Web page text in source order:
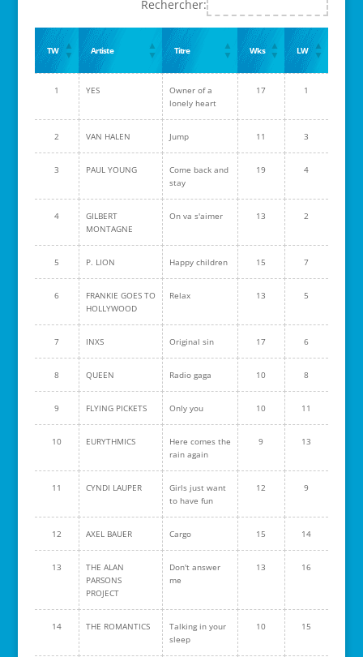
Rechercher:
TW Artiste Titre Wks LW
1 YES
Owner of a
lonely heart
17 1
2 VAN HALEN Jump 11 3
3 PAUL YOUNG
Come back and
stay
19 4
4
GILBERT
MONTAGNE
On va s'aimer 13 2
5 P. LION Happy children 15 7
6
FRANKIE GOES TO
HOLLYWOOD
Relax 13 5
7 INXS Original sin 17 6
8 QUEEN Radio gaga 10 8
9 FLYING PICKETS Only you 10 11
10 EURYTHMICS
Here comes the
rain again
9 13
11 CYNDI LAUPER
Girls just want
to have fun
12 9
12 AXEL BAUER Cargo 15 14
13
THE ALAN
PARSONS
PROJECT
Don't answer
me
13 16
14 THE ROMANTICS
Talking in your
sleep
10 15